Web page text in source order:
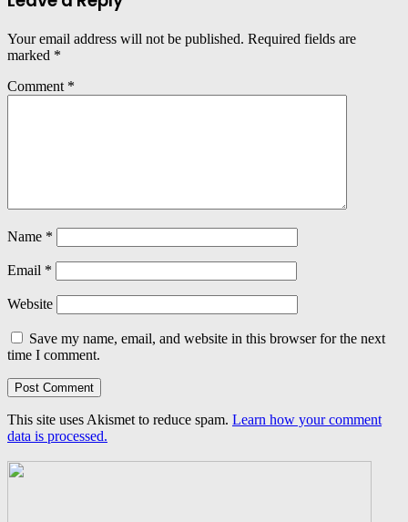
Your email address will not be published. Required fields are
marked *
Comment *
Name *
Email *
Website
Save my name, email, and website in this browser for the next
time I comment.
This site uses Akismet to reduce spam. Learn how your comment
data is processed.